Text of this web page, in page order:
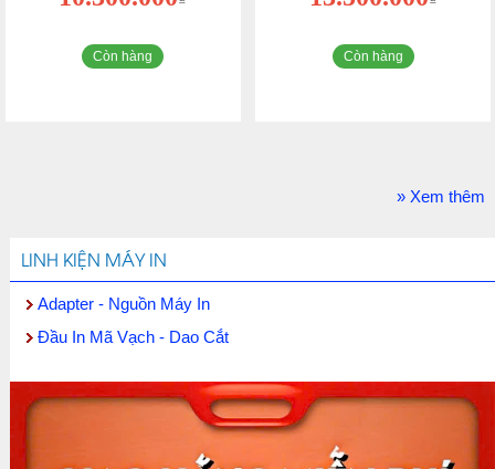
Còn hàng Còn hàng
» Xem thêm
LINH KIỆN MÁY IN
Adapter - Nguồn Máy In
Đầu In Mã Vạch - Dao Cắt